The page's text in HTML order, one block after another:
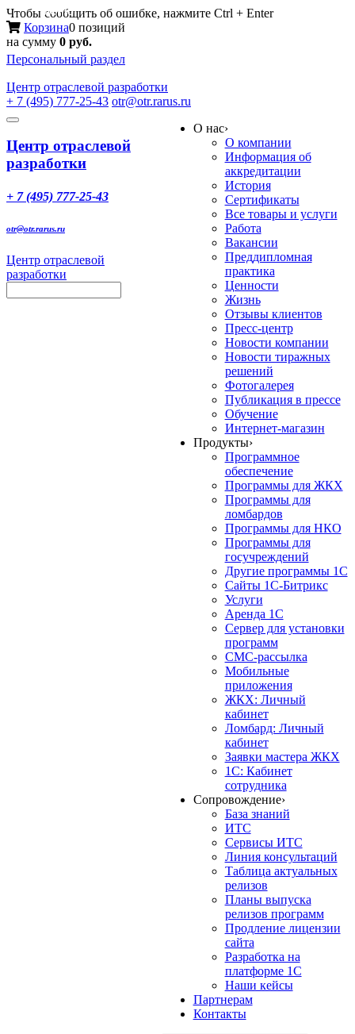
Чтобы сообщить об ошибке, нажмите Ctrl + Enter
Корзина0 позиций
на сумму 0 руб.
Персональный раздел
Центр отраслевой разработки
+ 7 (495) 777-25-43 otr@otr.rarus.ru
Toggle
Меню
Центр отраслевой
разработки
+ 7 (495) 777-25-43
otr@otr.rarus.ru
Центр отраслевой
разработки
О нас›
О компании
Информация об
аккредитации
История
Сертификаты
Все товары и услуги
Работа
Вакансии
Преддипломная
практика
Ценности
Жизнь
Отзывы клиентов
Пресс-центр
Новости компании
Новости тиражных
решений
Фотогалерея
Публикация в прессе
Обучение
Интернет-магазин
Продукты›
Программное
обеспечение
Программы для ЖКХ
Программы для
ломбардов
Программы для НКО
Программы для
госучреждений
Другие программы 1С
Сайты 1С-Битрикс
Услуги
Аренда 1С
Сервер для установки
программ
СМС-рассылка
Мобильные
приложения
ЖКХ: Личный
кабинет
Ломбард: Личный
кабинет
Заявки мастера ЖКХ
1С: Кабинет
сотрудника
Сопровождение›
База знаний
ИТС
Сервисы ИТС
Линия консультаций
Таблица актуальных
релизов
Планы выпуска
релизов программ
Продление лицензии
сайта
Разработка на
платформе 1С
Наши кейсы
Партнерам
Контакты